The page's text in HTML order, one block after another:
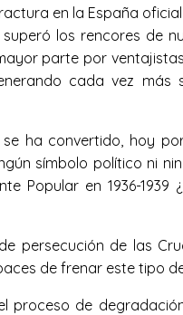
en la España
los rencores de
parte por
cada vez más
ha convertido, hoy
símbolo político ni
Popular en 1936-1939
persecución de las
de frenar este tipo
proceso de